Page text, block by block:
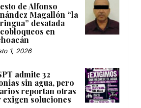
de Alfonso
Magallón “la
desatada
en
1, 2026
admite 32
sin agua, pero
reportan otras
exigen soluciones